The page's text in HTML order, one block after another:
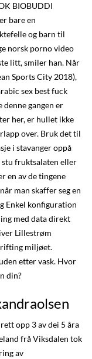
BIOBUDDI
bare en
og barn til
norsk porno video
litt, smiler han. Når
Sports City 2018),
sex best fuck
gangen er
her, er hullet ikke
over. Bruk det til
i stavanger oppå
stu fruktsalaten eller
en av de tingene
man skaffer seg en
Enkel konfiguration
med data direkt
Lillestrøm
miljøet.
etter vask. Hvor
din?
opp 3 av dei 5 åra
frå Viksdalen tok
av